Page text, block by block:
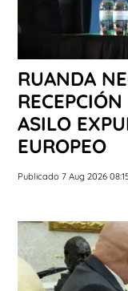
RUANDA
ASILO
EUROPEO
Publicado 7 Aug 2026